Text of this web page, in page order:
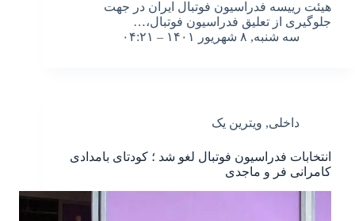
هیئت رییسه فدراسیون فوتبال ایران در جهت
جلوگیری از تعلیق فدراسیون فوتبال،…
سه شنبه, ۸ شهریور ۱۴۰۱ – ۰۴:۲۱
داخلی, ویترین یک
انتخابات فدراسیون فوتبال لغو شد ؛ کودتای بامدادی
کامرانی فر و ماجدی